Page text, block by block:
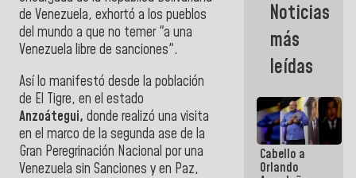
de Venezuela, exhortó a los pueblos
del mundo a que no temer "a una
Venezuela libre de sanciones".
Así lo manifestó desde la población
de El Tigre, en el estado
Anzoátegui, donde realizó una visita
en el marco de la segunda ase de la
Gran Peregrinación Nacional por una
Venezuela sin Sanciones y en Paz,
emprendedores
afectados
por
terremotos
Noticias
más
leídas
Cabello a
Orlando